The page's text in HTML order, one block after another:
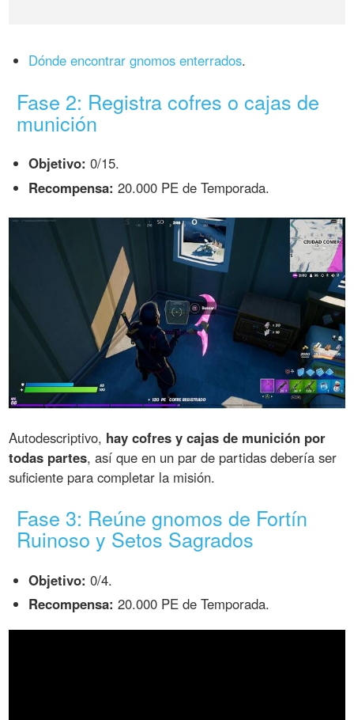
Dónde encontrar gnomos enterrados.
Fase 2: Registra cofres o cajas de
munición
Objetivo: 0/15.
Recompensa: 20.000 PE de Temporada.
Autodescriptivo, hay cofres y cajas de munición por
todas partes, así que en un par de partidas debería ser
suficiente para completar la misión.
Fase 3: Reúne gnomos de Fortín
Ruinoso y Setos Sagrados
Objetivo: 0/4.
Recompensa: 20.000 PE de Temporada.